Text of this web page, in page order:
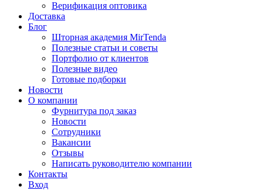
Верификация оптовика
Доставка
Блог
Шторная академия MirTenda
Полезные статьи и советы
Портфолио от клиентов
Полезные видео
Готовые подборки
Новости
О компании
Фурнитура под заказ
Новости
Сотрудники
Вакансии
Отзывы
Написать руководителю компании
Контакты
Вход